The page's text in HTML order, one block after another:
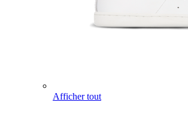
Afficher tout